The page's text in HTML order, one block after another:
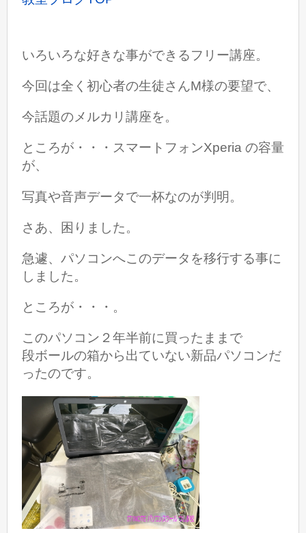
いろいろな好きな事ができるフリー講座。
今回は全く初心者の生徒さんM様の要望で、
今話題のメルカリ講座を。
ところが・・・スマートフォンXperia の容量
が、
写真や音声データで一杯なのが判明。
さあ、困りました。
急遽、パソコンへこのデータを移行する事に
しました。
ところが・・・。
このパソコン２年半前に買ったままで
段ボールの箱から出ていない新品パソコンだ
ったのです。